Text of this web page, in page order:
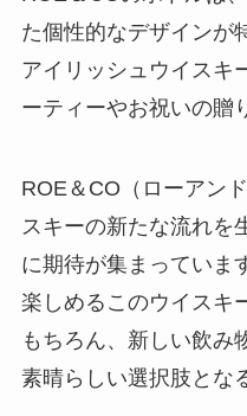
た個性的なデザインが
アイリッシュウイスキ
ーティーやお祝いの贈
ROE＆CO（ローアン
スキーの新たな流れを
に期待が集まっていま
楽しめるこのウイスキ
もちろん、新しい飲み
素晴らしい選択肢とな